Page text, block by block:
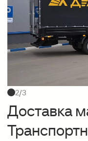
2/3
Доставка